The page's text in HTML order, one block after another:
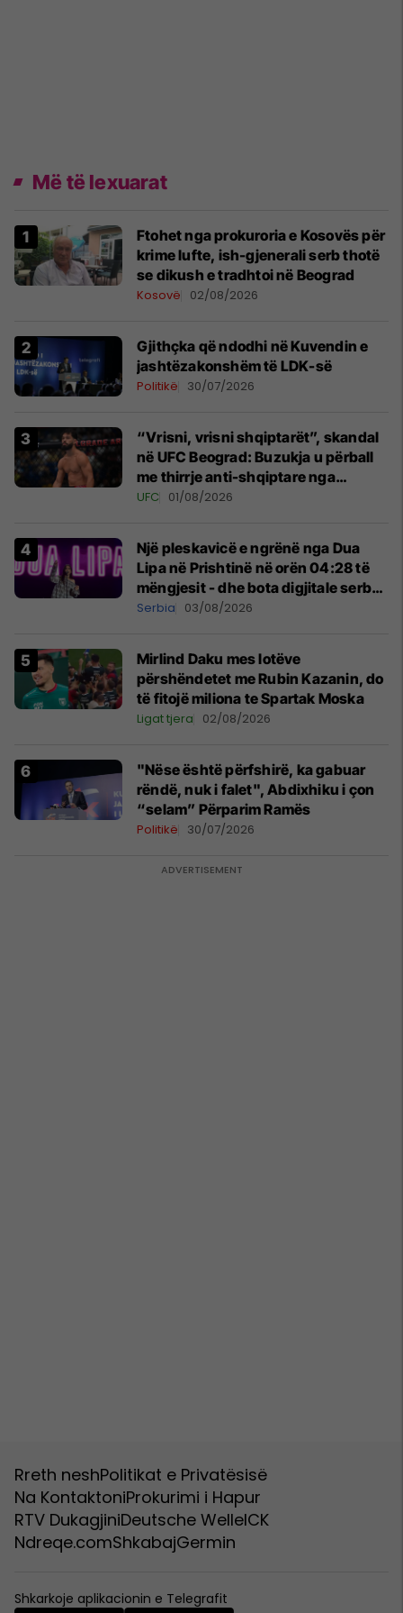
Më të lexuarat
Ftohet nga prokuroria e Kosovës për
krime lufte, ish-gjenerali serb thotë
se dikush e tradhtoi në Beograd
Kosovë 02/08/2026
Gjithçka që ndodhi në Kuvendin e
jashtëzakonshëm të LDK-së
Politikë 30/07/2026
“Vrisni, vrisni shqiptarët”, skandal
në UFC Beograd: Buzukja u përball
me thirrje anti-shqiptare nga
tribunat
UFC 01/08/2026
Një pleskavicë e ngrënë nga Dua
Lipa në Prishtinë në orën 04:28 të
mëngjesit - dhe bota digjitale serbe
shpall gjendjen e luftës
Serbia 03/08/2026
Mirlind Daku mes lotëve
përshëndetet me Rubin Kazanin, do
të fitojë miliona te Spartak Moska
Ligat tjera 02/08/2026
"Nëse është përfshirë, ka gabuar
rëndë, nuk i falet", Abdixhiku i çon
“selam” Përparim Ramës
Politikë 30/07/2026
Rreth neshPolitikat e Privatësisë
Na KontaktoniProkurimi i Hapur
RTV DukagjiniDeutsche WelleICK
Ndreqe.comShkabajGermin
Shkarkoje aplikacionin e Telegrafit